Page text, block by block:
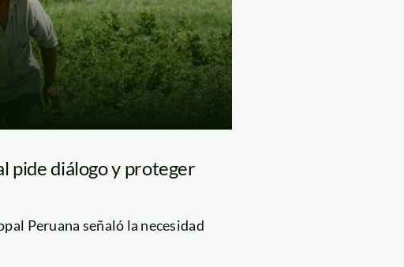
pide diálogo y proteger
Peruana señaló la necesidad